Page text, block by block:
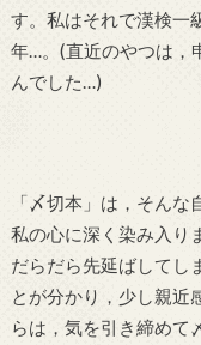
す。私はそれで漢検一
年…。(直近のやつは，
んでした…)
「〆切本」は，そん
私の心に深く染み入り
だらだら先延ばしてし
とが分かり，少し親近
らは，気を引き締めて